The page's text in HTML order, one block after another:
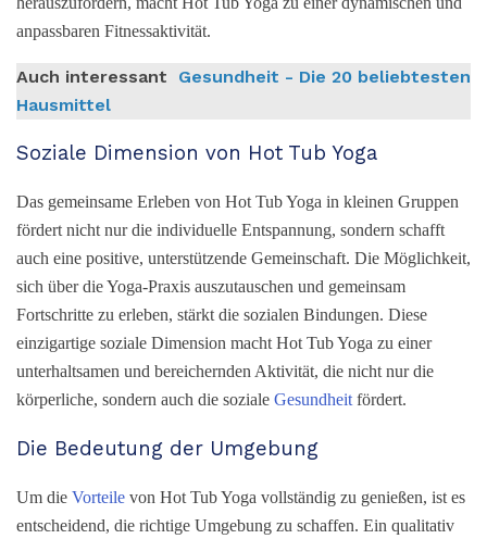
anpassbaren Fitnessaktivität.
Auch interessant
Gesundheit - Die 20 beliebtesten
Hausmittel
Soziale Dimension von Hot Tub Yoga
Das gemeinsame Erleben von Hot Tub Yoga in kleinen Gruppen
fördert nicht nur die individuelle Entspannung, sondern schafft
auch eine positive, unterstützende Gemeinschaft. Die Möglichkeit,
sich über die Yoga-Praxis auszutauschen und gemeinsam
Fortschritte zu erleben, stärkt die sozialen Bindungen. Diese
einzigartige soziale Dimension macht Hot Tub Yoga zu einer
unterhaltsamen und bereichernden Aktivität, die nicht nur die
körperliche, sondern auch die soziale Gesundheit fördert.
Die Bedeutung der Umgebung
Um die Vorteile von Hot Tub Yoga vollständig zu genießen, ist es
entscheidend, die richtige Umgebung zu schaffen. Ein qualitativ